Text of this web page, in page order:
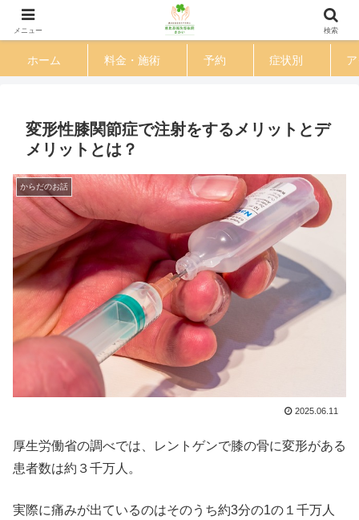
渋谷区 恵比寿駅徒歩３分の鍼灸整体院
ホーム 料金・施術 予約 症状別
変形性膝関節症で注射をするメリットとデ
メリットとは？
からだのお話
2025.06.11
厚生労働省の調べでは、レントゲンで膝の骨に変形がある
患者数は約３千万人。
実際に痛みが出ているのはそのうち約3分の1の１千万人
メニュー 検索